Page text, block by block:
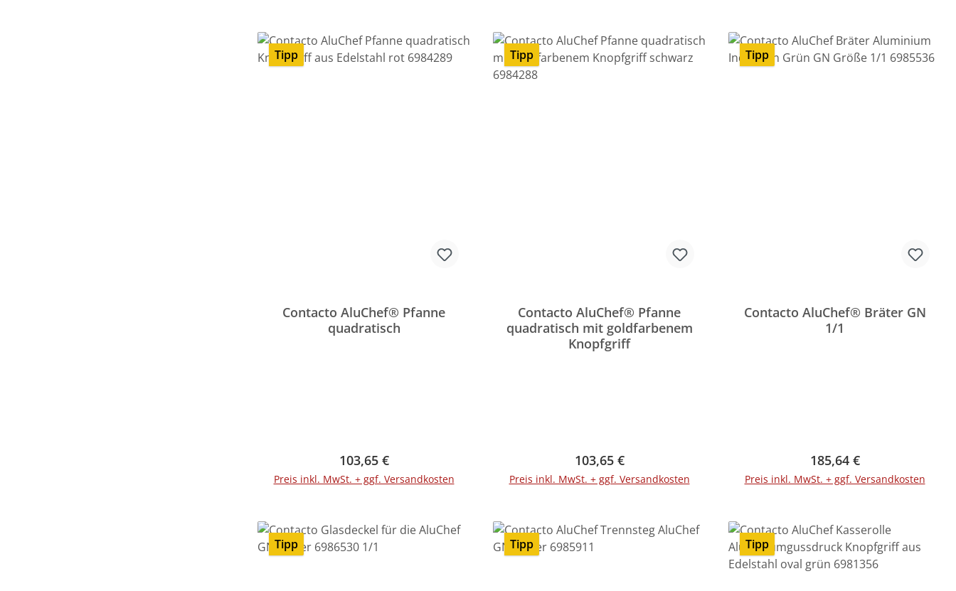
Tipp
Contacto AluChef® Pfanne
quadratisch
Regulärer Preis:
103,65 €
Preis inkl. MwSt. + ggf. Versandkosten
Tipp
Contacto AluChef® Pfanne
quadratisch mit goldfarbenem
Knopfgriff
Regulärer Preis:
103,65 €
Preis inkl. MwSt. + ggf. Versandkosten
Tipp
Contacto AluChef® Bräter GN
1/1
Regulärer Preis:
185,64 €
Preis inkl. MwSt. + ggf. Versandkosten
Tipp Tipp Tipp